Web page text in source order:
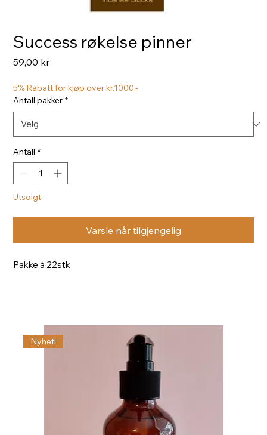
Success røkelse pinner
59,00 krPris
5% Rabatt for kjøp over kr.1000,-
Antall pakker *
Antall *
Utsolgt
Varsle når tilgjengelig
Pakke à 22stk
Nyhet!